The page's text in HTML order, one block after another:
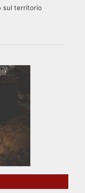
sul territorio